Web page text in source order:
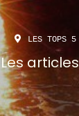
LES TOPS 5
Les